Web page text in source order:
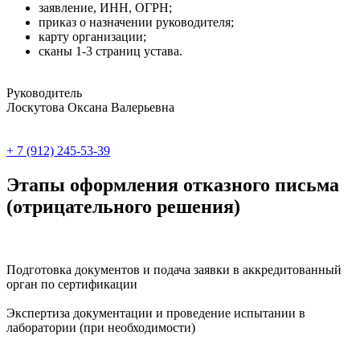
заявление, ИНН, ОГРН;
приказ о назначении руководителя;
карту организации;
сканы 1-3 страниц устава.
Руководитель
Лоскутова Оксана Валерьевна
+ 7 (912) 245-53-39
Этапы оформления отказного письма
(отрицательного решения)
Подготовка документов и подача заявки в аккредитованный
орган по сертификации
Экспертиза документации и проведение испытании в
лаборатории (при необходимости)